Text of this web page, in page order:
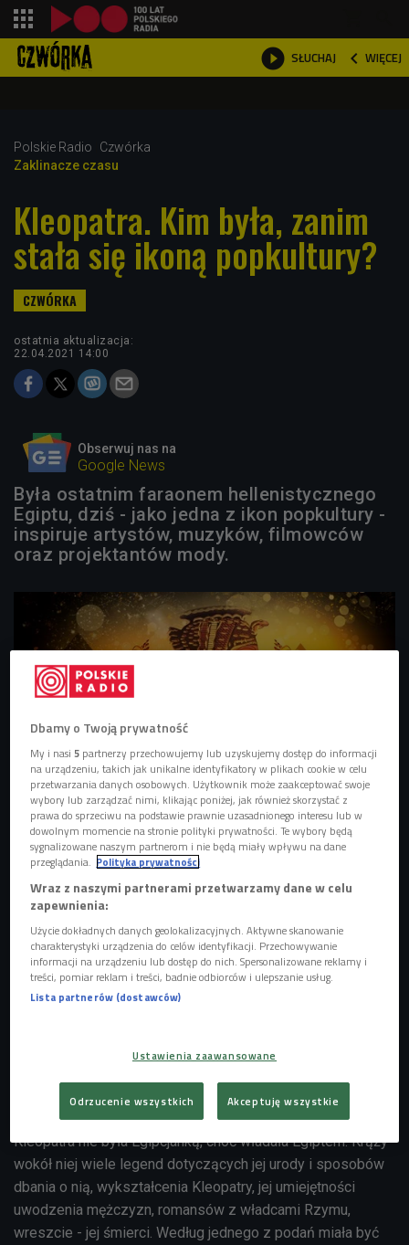
 SŁUCHAJ  WIĘCEJ

Polskie Radio
Czwórka
Zaklinacze czasu
Kleopatra. Kim była, zanim
stała się ikoną popkultury?
ostatnia aktualizacja:
22.04.2021 14:00
Obserwuj nas na
Google News
Była ostatnim faraonem hellenistycznego
Egiptu, dziś - jako jedna z ikon popkultury -
inspiruje artystów, muzyków, filmowców
oraz projektantów mody.
Zdj. ilustracyjne Foto: shuttesrstock/Mia Stendal
Elizabeth Taylor - jedna z największych gwiazd Hollywood
Kleopatra nie była Egipcjanką, choć władała Egiptem. Krąży
wokół niej wiele legend dotyczących jej urody i sposobów
dbania o nią, wykształcenia Kleopatry, jej umiejętności
uwodzenia mężczyzn, romansów z władcami Rzymu,
wreszcie - jej śmierci. Według jednego z podań miała być
Dbamy o Twoją prywatność
My i nasi5 partnerzy przechowujemy lub uzyskujemy dostęp do informacji
na urządzeniu, takich jak unikalne identyfikatory w plikach cookie w celu
przetwarzania danych osobowych. Użytkownik może zaakceptować swoje
wybory lub zarządzać nimi, klikając poniżej, jak również skorzystać z
prawa do sprzeciwu na podstawie prawnie uzasadnionego interesu lub w
dowolnym momencie na stronie polityki prywatności. Te wybory będą
sygnalizowane naszym partnerom i nie będą miały wpływu na dane
przeglądania. Polityka prywatności
Wraz z naszymi partnerami przetwarzamy dane w celu
zapewnienia:
Użycie dokładnych danych geolokalizacyjnych. Aktywne skanowanie
charakterystyki urządzenia do celów identyfikacji. Przechowywanie
informacji na urządzeniu lub dostęp do nich. Spersonalizowane reklamy i
treści, pomiar reklam i treści, badnie odbiorców i ulepszanie usług.
Lista partnerów (dostawców)
Ustawienia zaawansowane
Odrzucenie wszystkich Akceptuję wszystkie